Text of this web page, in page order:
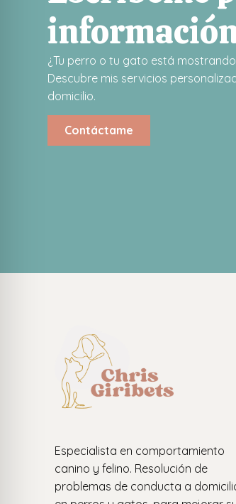
¿Tu perro o tu gato está
Descubre mis servicios
domicilio.
Contáctame
Especialista en comportamiento
canino y felino. Resolución de
problemas de conducta a